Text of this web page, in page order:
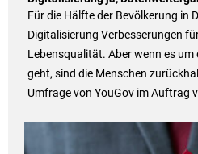
Für die Hälfte der Bevölkerung in
Digitalisierung Verbesserungen
Lebensqualität. Aber wenn es um
geht, sind die Menschen
Umfrage von YouGov im Auftrag